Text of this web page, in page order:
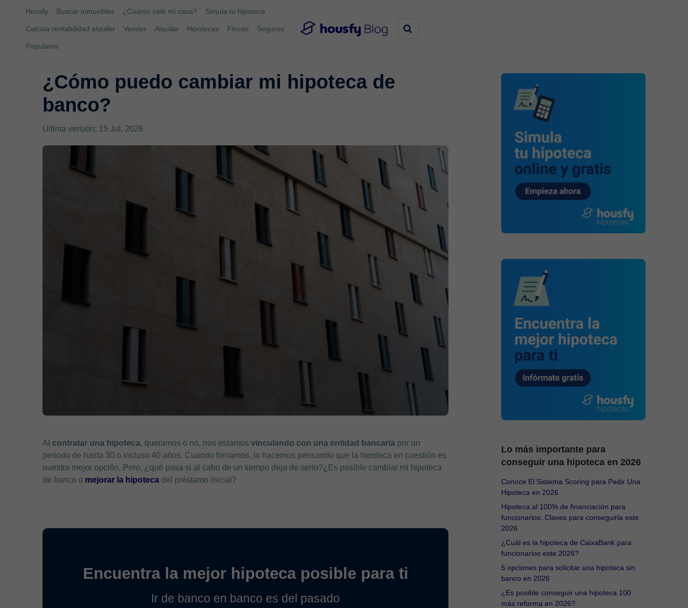
Housfy Buscar inmuebles ¿Cuánto vale mi casa? Simula tu hipoteca
Calcula rentabilidad alquiler Vender Alquilar Hipotecas Fincas Seguros
Populares
¿Cómo puedo cambiar mi hipoteca de
banco?
Última versión: 15 Jul, 2026
Al contratar una hipoteca, queramos o no, nos estamosvinculando con una entidad bancaria por un
periodo de hasta 30 o incluso 40 años. Cuando firmamos, lo hacemos pensando que la hipoteca en cuestión es
nuestra mejor opción. Pero, ¿qué pasa si al cabo de un tiempo deja de serlo?¿Es posible cambiar mi hipoteca
de banco o mejorar la hipoteca del préstamo inicial?
Encuentra la mejor hipoteca posible para ti
Ir de banco en banco es del pasado
Lo más importante para
conseguir una hipoteca en 2026
Conoce El Sistema Scoring para Pedir Una
Hipoteca en 2026
Hipoteca al 100% de financiación para
funcionarios: Claves para conseguirla este
2026
¿Cuál es la hipoteca de CaixaBank para
funcionarios este 2026?
5 opciones para solicitar una hipoteca sin
banco en 2026
¿Es posible conseguir una hipoteca 100
más reforma en 2026?